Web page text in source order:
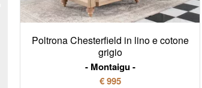
Poltrona Chesterfield in lino e cotone
grigio
Montaigu
€ 995